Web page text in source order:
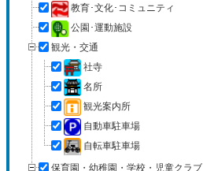
教育･文化･コミュニティ
公園･運動施設
観光・交通
社寺
名所
観光案内所
自動車駐車場
自転車駐車場
保育園・幼稚園・学校・児童クラブ